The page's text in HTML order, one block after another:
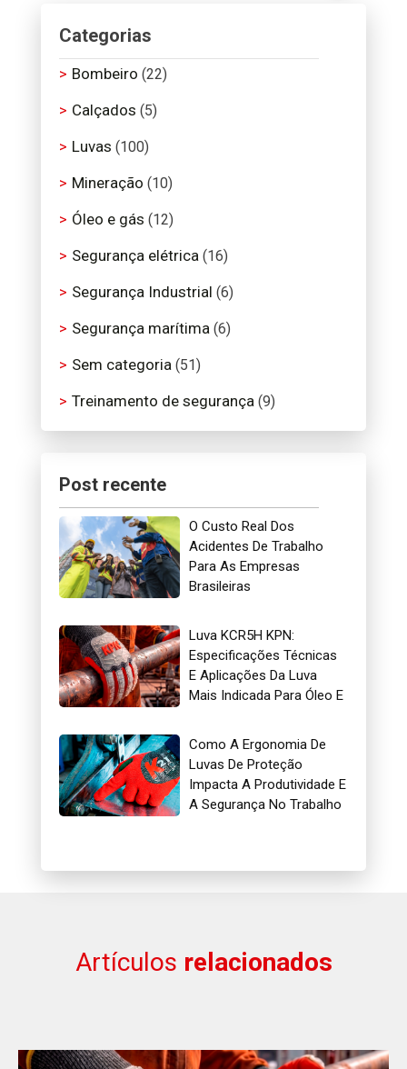
Categorias
Bombeiro (22)
Calçados (5)
Luvas (100)
Mineração (10)
Óleo e gás (12)
Segurança elétrica (16)
Segurança Industrial (6)
Segurança marítima (6)
Sem categoria (51)
Treinamento de segurança (9)
Post recente
O Custo Real Dos
Acidentes De Trabalho
Para As Empresas
Brasileiras
Luva KCR5H KPN:
Especificações Técnicas
E Aplicações Da Luva
Mais Indicada Para Óleo E
Como A Ergonomia De
Luvas De Proteção
Impacta A Produtividade E
A Segurança No Trabalho
Artículos relacionados